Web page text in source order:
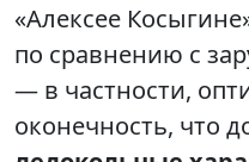
«Алексее
по сравнению с
— в частности,
оконечность, что